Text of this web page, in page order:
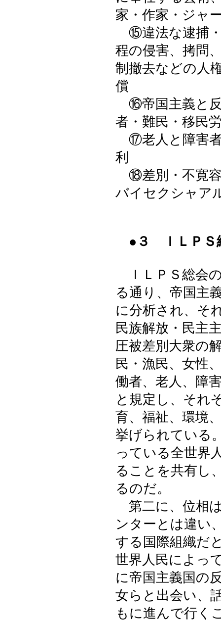
家・作家・ジャ
⑮違法な逮捕・
程の侵害、拷問
制撤去などの人
償
⑯帝国主義と反
者・難民・移民
⑰老人と障害者
利
⑱差別・不寛容
バイセクシャア
●３ ＩＬＰＳ
ＩＬＰＳ総会
る通り、帝国主
に分析され、そ
民族解放・民主
圧被差別大衆の
民・漁民、女性
働者、老人、障
と規定し、それ
育、福祉、環境
挙げられている
っている全世界
ることを共有し
るのだ。
第二に、位相
ンターとは違い
する国際組織だ
世界人民によっ
に帝国主義国の
女らと出会い、
もに進んで行く